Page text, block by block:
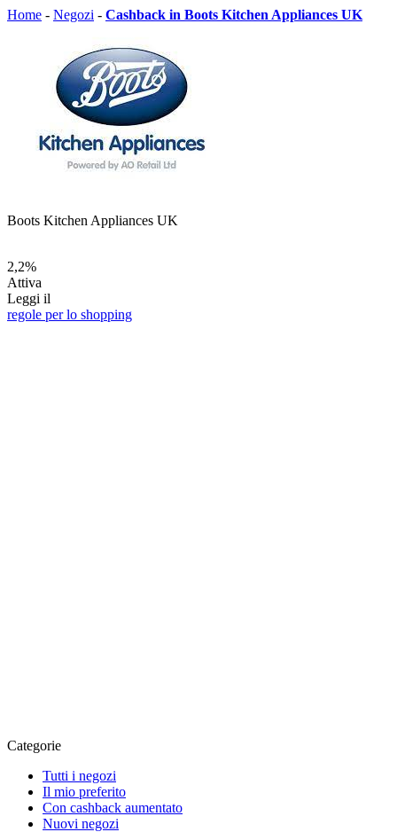
Home - Negozi - Cashback in Boots Kitchen Appliances UK
Boots Kitchen Appliances UK
2,2%
Attiva
Leggi il
regole per lo shopping
Categorie
Tutti i negozi
Il mio preferito
Con cashback aumentato
Nuovi negozi